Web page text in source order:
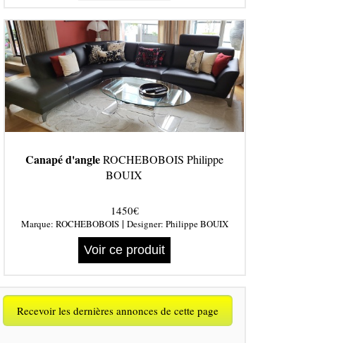
Canapé d'angleROCHEBOBOIS Philippe
BOUIX
1450€
Marque: ROCHEBOBOIS| Designer: Philippe BOUIX
Voir ce produit
Recevoir les dernières annonces de cette page